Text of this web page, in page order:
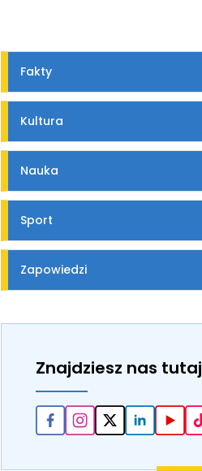
Fakty
Kultura
Nauka
Sport
Zapowiedzi
Znajdziesz nas tutaj